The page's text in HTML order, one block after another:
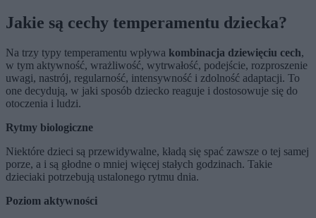
Jakie są cechy temperamentu dziecka?
Na trzy typy temperamentu wpływa kombinacja dziewięciu cech,
w tym aktywność, wrażliwość, wytrwałość, podejście, rozproszenie
uwagi, nastrój, regularność, intensywność i zdolność adaptacji. To
one decydują, w jaki sposób dziecko reaguje i dostosowuje się do
otoczenia i ludzi.
Rytmy biologiczne
Niektóre dzieci są przewidywalne, kładą się spać zawsze o tej samej
porze, a i są głodne o mniej więcej stałych godzinach. Takie
dzieciaki potrzebują ustalonego rytmu dnia.
Poziom aktywności